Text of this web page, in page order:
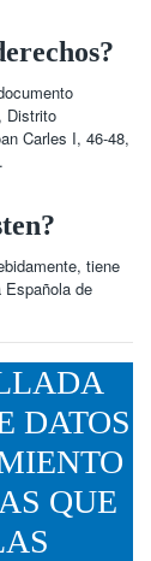
Distrito
Carles I, 46-48,
tiene
Española de
DATOS
QUE